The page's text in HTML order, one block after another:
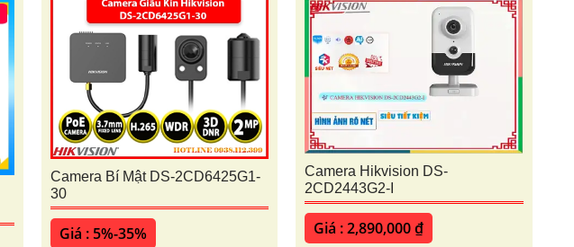
Camera Bí Mật DS-2CD6425G1-
30
Giá : 5%-35%
Camera Hikvision DS-
2CD2443G2-I
Giá : 2,890,000 ₫